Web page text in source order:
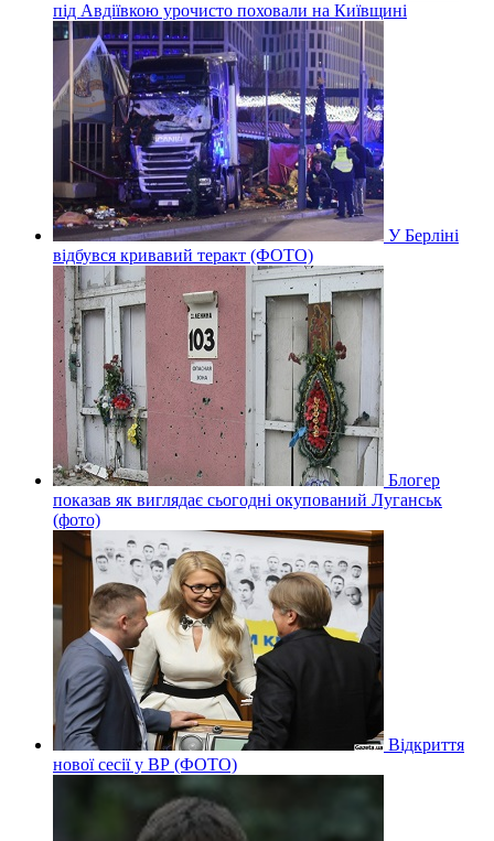
під Авдіївкою урочисто поховали на Київщині
У Берліні
відбувся кривавий теракт (ФОТО)
Блогер
показав як виглядає сьогодні окупований Луганськ
(фото)
Відкриття
нової сесії у ВР (ФОТО)